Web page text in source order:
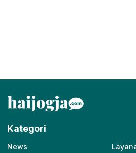
Kategori
News